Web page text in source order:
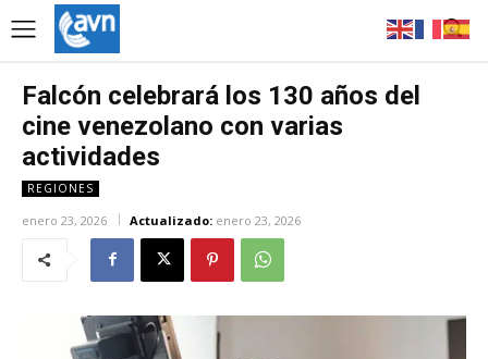
Falcón celebrará los 130 años del
cine venezolano con varias
actividades
REGIONES
enero 23, 2026 Actualizado: enero 23, 2026